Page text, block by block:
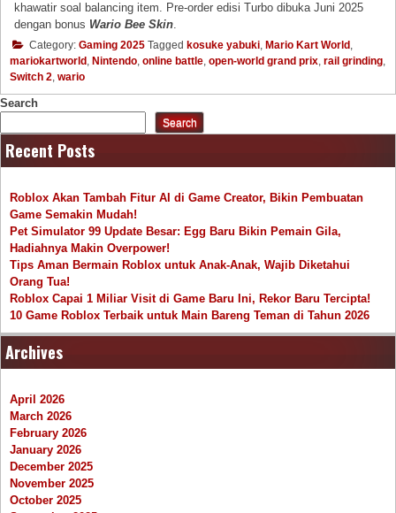
khawatir soal balancing item. Pre-order edisi Turbo dibuka Juni 2025
dengan bonus Wario Bee Skin.
Category: Gaming 2025 Tagged kosuke yabuki, Mario Kart World ,
mariokartworld , Nintendo, online battle, open-world grand prix, rail grinding,
Switch 2, wario
Search
Search
Recent Posts
Roblox Akan Tambah Fitur AI di Game Creator, Bikin Pembuatan
Game Semakin Mudah!
Pet Simulator 99 Update Besar: Egg Baru Bikin Pemain Gila,
Hadiahnya Makin Overpower!
Tips Aman Bermain Roblox untuk Anak-Anak, Wajib Diketahui
Orang Tua!
Roblox Capai 1 Miliar Visit di Game Baru Ini, Rekor Baru Tercipta!
10 Game Roblox Terbaik untuk Main Bareng Teman di Tahun 2026
Archives
April 2026
March 2026
February 2026
January 2026
December 2025
November 2025
October 2025